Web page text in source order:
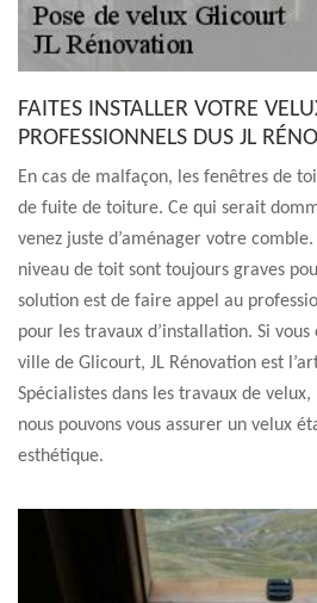
FAITES INSTALLER VOTRE
PROFESSIONNELS DUS JL
En cas de malfaçon, les fenêtres de
de fuite de toiture. Ce qui serait
venez juste d’aménager votre
niveau de toit sont toujours graves
solution est de faire appel au
pour les travaux d’installation. Si
ville de Glicourt, JL Rénovation est
Spécialistes dans les travaux de
nous pouvons vous assurer un velux
esthétique.